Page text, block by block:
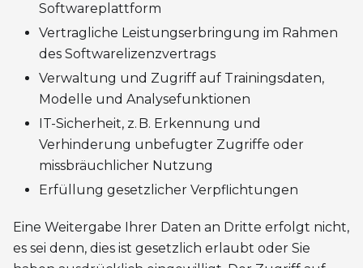
Softwareplattform
Vertragliche Leistungserbringung im Rahmen
des Softwarelizenzvertrags
Verwaltung und Zugriff auf Trainingsdaten,
Modelle und Analysefunktionen
IT-Sicherheit, z. B. Erkennung und
Verhinderung unbefugter Zugriffe oder
missbräuchlicher Nutzung
Erfüllung gesetzlicher Verpflichtungen
Eine Weitergabe Ihrer Daten an Dritte erfolgt nicht,
es sei denn, dies ist gesetzlich erlaubt oder Sie